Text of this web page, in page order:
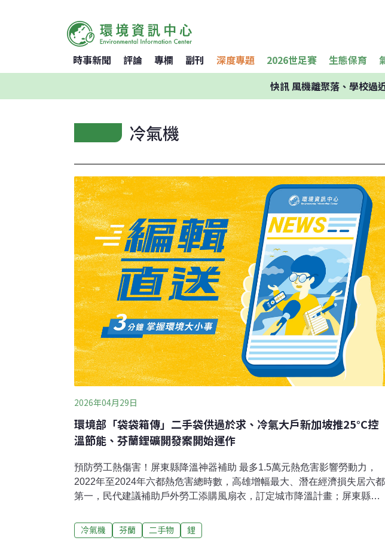
時事新聞 評論 專欄 副刊 深度專題 2026世足賽 生態保育
快訊風機離聚落、學校過
冷氣機
2026年04月29日
環境部「袋袋箱傳」二手袋供過於求、冷氣大戶新加坡推25°C控
溫節能、芬蘭鋰礦開發案開始運作
預防勞工熱傷害！屏東縣降溫神器補助 最多1.5萬元熱危害影響勞動力，
2022年至2024年六都熱危害總時數，高雄增幅最大、潛在經濟損失居六都
第一，民代建議補助戶外勞工添購風扇衣，訂定城市降溫計畫；屏東縣長
業安全。（聯合新聞網報導）中研院未申請在路肩打鉚釘研究地殼變動 釘
頭突出具潛在危險挨批苗栗縣通霄鎮多處鄉道，甚至縣道苗37線路肩，近
冷氣機 芬蘭 二手物 鋰